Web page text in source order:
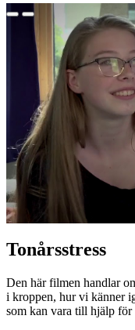
Tonårsstress
Den här filmen handlar
i kroppen, hur vi känner
som kan vara till hjälp för